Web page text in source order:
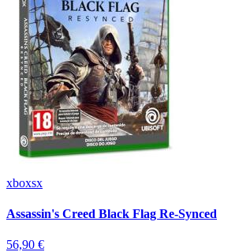
xboxsx
Assassin's Creed Black Flag Re-Synced
56,90 €